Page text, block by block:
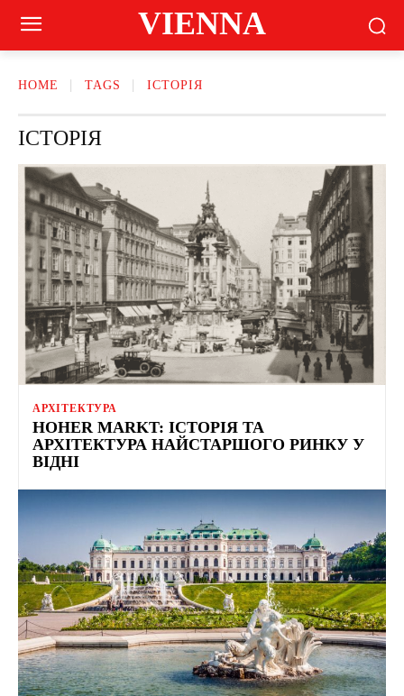
VIENNA
HOME TAGS ІСТОРІЯ
ІСТОРІЯ
АРХІТЕКТУРА
HOHER MARKT: ІСТОРІЯ ТА
АРХІТЕКТУРА НАЙСТАРШОГО РИНКУ У
ВІДНІ